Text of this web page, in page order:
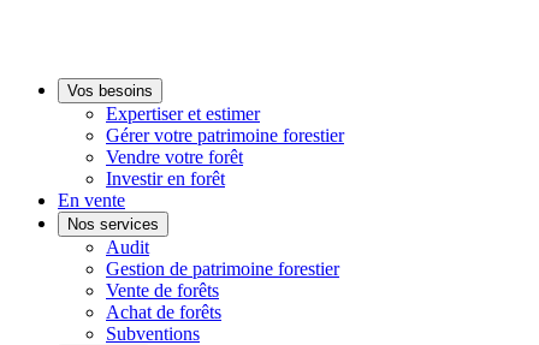
Vos besoins
Expertiser et estimer
Gérer votre patrimoine forestier
Vendre votre forêt
Investir en forêt
En vente
Nos services
Audit
Gestion de patrimoine forestier
Vente de forêts
Achat de forêts
Subventions